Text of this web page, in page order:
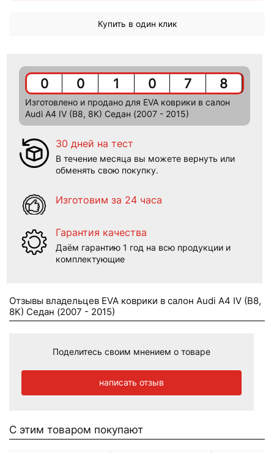
Купить в один клик
0 0 1 0 7 8
Изготовлено и продано для EVA коврики в салон
Audi A4 IV (B8, 8K) Седан (2007 - 2015)
30 дней на тест
В течение месяца вы можете вернуть или
обменять свою покупку.
Изготовим за 24 часа
Гарантия качества
Даём гарантию 1 год на всю продукции и
комплектующие
Отзывы владельцев EVA коврики в салон Audi A4 IV (B8,
8K) Седан (2007 - 2015)
Поделитесь своим мнением о товаре
написать отзыв
С этим товаром покупают